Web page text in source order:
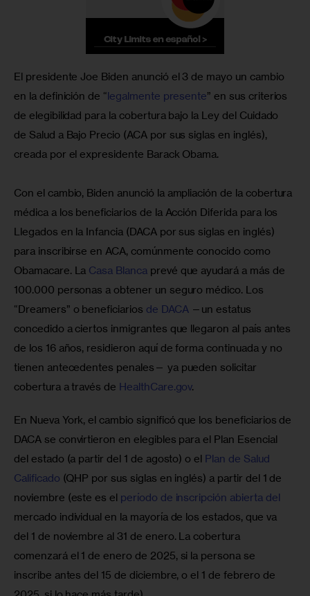
El presidente Joe Biden anunció el 3 de mayo un cambio
en la definición de “legalmente presente” en sus criterios
de elegibilidad para la cobertura bajo la Ley del Cuidado
de Salud a Bajo Precio (ACA por sus siglas en inglés),
creada por el expresidente Barack Obama.
Con el cambio, Biden anunció la ampliación de la cobertura
médica a los beneficiarios de la Acción Diferida para los
Llegados en la Infancia (DACA por sus siglas en inglés)
para inscribirse en ACA, comúnmente conocido como
Obamacare. La Casa Blanca prevé que ayudará a más de
100.000 personas a obtener un seguro médico. Los
“Dreamers” o beneficiarios de DACA —un estatus
concedido a ciertos inmigrantes que llegaron al país antes
de los 16 años, residieron aquí de forma continuada y no
tienen antecedentes penales— ya pueden solicitar
cobertura a través de HealthCare.gov.
En Nueva York, el cambio significó que los beneficiarios de
DACA se convirtieron en elegibles para el Plan Esencial
del estado (a partir del 1 de agosto) o el Plan de Salud
Calificado (QHP por sus siglas en inglés) a partir del 1 de
noviembre (este es el período de inscripción abierta del
mercado individual en la mayoría de los estados, que va
del 1 de noviembre al 31 de enero. La cobertura
comenzará el 1 de enero de 2025, si la persona se
inscribe antes del 15 de diciembre, o el 1 de febrero de